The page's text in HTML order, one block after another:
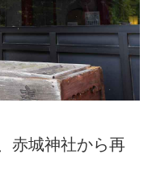
赤城神社から再